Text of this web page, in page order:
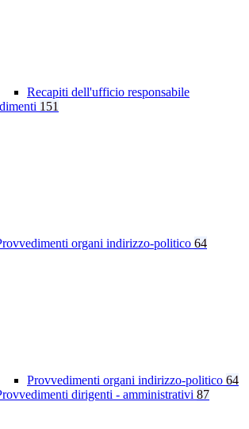
Recapiti dell'ufficio responsabile
151
organi indirizzo-politico 64
Provvedimenti organi indirizzo-politico 64
dirigenti - amministrativi 87